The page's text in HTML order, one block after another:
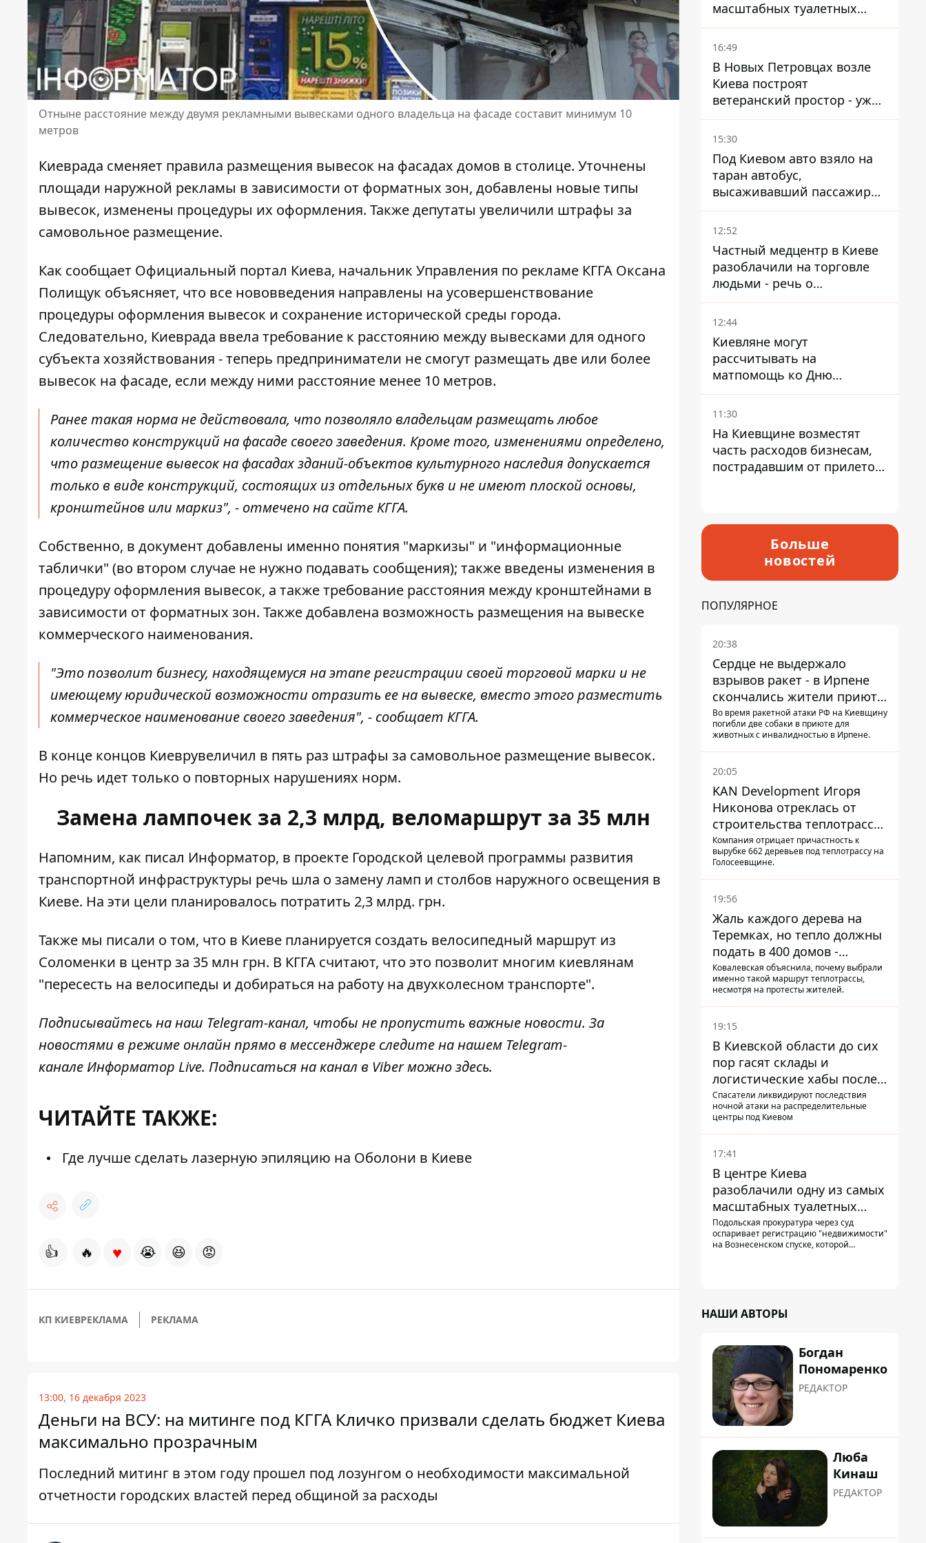
Отныне расстояние между двумя рекламными вывесками одного владельца на фасаде составит минимум 10
метров
Киеврада сменяет правила размещения вывесок на фасадах домов в столице. Уточнены
площади наружной рекламы в зависимости от форматных зон, добавлены новые типы
вывесок, изменены процедуры их оформления. Также депутаты увеличили штрафы за
самовольное размещение.
Как сообщает Официальный портал Киева, начальник Управления по рекламе КГГА Оксана
Полищук объясняет, что все нововведения направлены на усовершенствование
процедуры оформления вывесок и сохранение исторической среды города.
Следовательно, Киеврада ввела требование к расстоянию между вывесками для одного
субъекта хозяйствования - теперь предприниматели не смогут размещать две или более
вывесок на фасаде, если между ними расстояние менее 10 метров.
Ранее такая норма не действовала, что позволяло владельцам размещать любое
количество конструкций на фасаде своего заведения. Кроме того, изменениями определено,
что размещение вывесок на фасадах зданий-объектов культурного наследия допускается
только в виде конструкций, состоящих из отдельных букв и не имеют плоской основы,
кронштейнов или маркиз", - отмечено на сайте КГГА.
Собственно, в документ добавлены именно понятия "маркизы" и "информационные
таблички" (во втором случае не нужно подавать сообщения); также введены изменения в
процедуру оформления вывесок, а также требование расстояния между кронштейнами в
зависимости от форматных зон. Также добавлена ​​возможность размещения на вывеске
коммерческого наименования.
"Это позволит бизнесу, находящемуся на этапе регистрации своей торговой марки и не
имеющему юридической возможности отразить ее на вывеске, вместо этого разместить
коммерческое наименование своего заведения", - сообщает КГГА.
В конце концов Киеврувеличил в пять раз штрафы за самовольное размещение вывесок.
Но речь идет только о повторных нарушениях норм.
Замена лампочек за 2,3 млрд, веломаршрут за 35 млн
Напомним, как писал Информатор, в проекте Городской целевой программы развития
транспортной инфраструктуры речь шла о замену ламп и столбов наружного освещения в
Киеве. На эти цели планировалось потратить 2,3 млрд. грн.
Также мы писали о том, что в Киеве планируется создать велосипедный маршрут из
Соломенки в центр за 35 млн грн. В КГГА считают, что это позволит многим киевлянам
"пересесть на велосипеды и добираться на работу на двухколесном транспорте".
Подписывайтесь на наш Telegram-канал, чтобы не пропустить важные новости. За
новостями в режиме онлайн прямо в мессенджере следите на нашем Telegram-
канале Информатор Live. Подписаться на канал в Viber можноздесь.
ЧИТАЙТЕ ТАКЖЕ:
Где лучше сделать лазерную эпиляцию на Оболони в Киеве
👍 🔥 ♥ 😭 😆 😡
КП КИЕВРЕКЛАМА РЕКЛАМА
13:00, 16 декабря 2023
Деньги на ВСУ: на митинге под КГГА Кличко призвали сделать бюджет Киева
максимально прозрачным
Последний митинг в этом году прошел под лозунгом о необходимости максимальной
отчетности городских властей перед общиной за расходы
масштабных туалетных
схем с фиктивным домом
16:49
В Новых Петровцах возле
Киева построят
ветеранский простор - уже
нашли проектанта
15:30
Под Киевом авто взяло на
таран автобус,
высаживавший пассажиров
на остановке - пассажир в
больнице
12:52
Частный медцентр в Киеве
разоблачили на торговле
людьми - речь о
суррогатном материнстве
12:44
Киевляне могут
рассчитывать на
матпомощь ко Дню
независимости - кому ее
дадут
11:30
На Киевщине возместят
часть расходов бизнесам,
пострадавшим от прилетов
Больше
новостей
ПОПУЛЯРНОЕ
20:38
Сердце не выдержало
взрывов ракет - в Ирпене
скончались жители приюта
для собак с инвалидностью
Во время ракетной атаки РФ на Киевщину
погибли две собаки в приюте для
животных с инвалидностью в Ирпене.
20:05
KAN Development Игоря
Никонова отреклась от
строительства теплотрассы
на Теремках
Компания отрицает причастность к
вырубке 662 деревьев под теплотрассу на
Голосеевщине.
19:56
Жаль каждого дерева на
Теремках, но тепло должны
подать в 400 домов -
депутат Киевсовета
Ковалевская объяснила, почему выбрали
именно такой маршрут теплотрассы,
несмотря на протесты жителей.
19:15
В Киевской области до сих
пор гасят склады и
логистические хабы после
прилетов ракет - ГСЧС
Спасатели ликвидируют последствия
ночной атаки на распределительные
центры под Киевом
17:41
В центре Киева
разоблачили одну из самых
масштабных туалетных
схем с фиктивным домом
Подольская прокуратура через суд
оспаривает регистрацию "недвижимости"
на Вознесенском спуске, которой
НАШИ АВТОРЫ
Богдан
Пономаренко
РЕДАКТОР
Люба
Кинаш
РЕДАКТОР